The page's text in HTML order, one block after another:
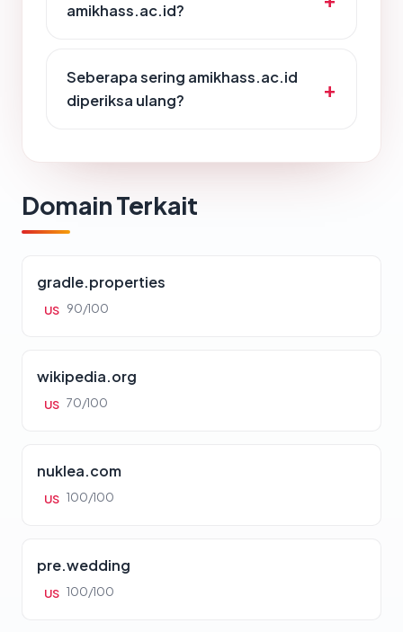
amikhass.ac.id?
Seberapa sering amikhass.ac.id
diperiksa ulang?
Domain Terkait
gradle.properties
US 90/100
wikipedia.org
US 70/100
nuklea.com
US 100/100
pre.wedding
US 100/100